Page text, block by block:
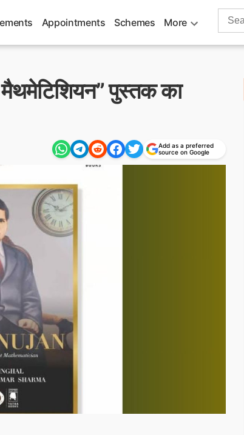
Appointments Schemes More
Search
पुस्तक का
Add as a preferred
source on Google